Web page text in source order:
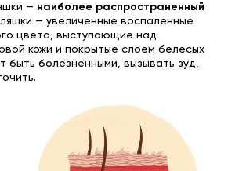
— наиболее распространенный
— увеличенные воспаленные
цвета, выступающие над
кожи и покрытые слоем белесых
быть болезненными, вызывать зуд,